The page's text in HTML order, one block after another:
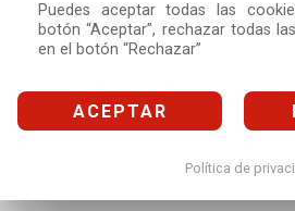
Puedes aceptar todas las
botón “Aceptar”, rechazar todas
en el botón “Rechazar”
ACEPTAR
Política de